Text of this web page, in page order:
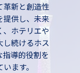
革新と創造性
提供し、未来
、ホテリエや
し続けるホス
導的役割を
ます。